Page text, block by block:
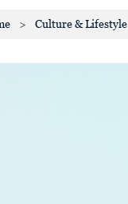
> Culture & Lifestyle